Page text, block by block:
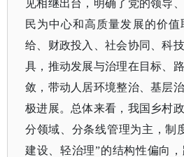
见相继出台，明确了党的领导
民为中心和高质量发展的价
给、财政投入、社会协同、科
具，推动发展与治理在目标、
敛，带动人居环境整治、基层
极进展。总体来看，我国乡村
分领域、分条线管理为主，制
建设、轻治理”的结构性偏向